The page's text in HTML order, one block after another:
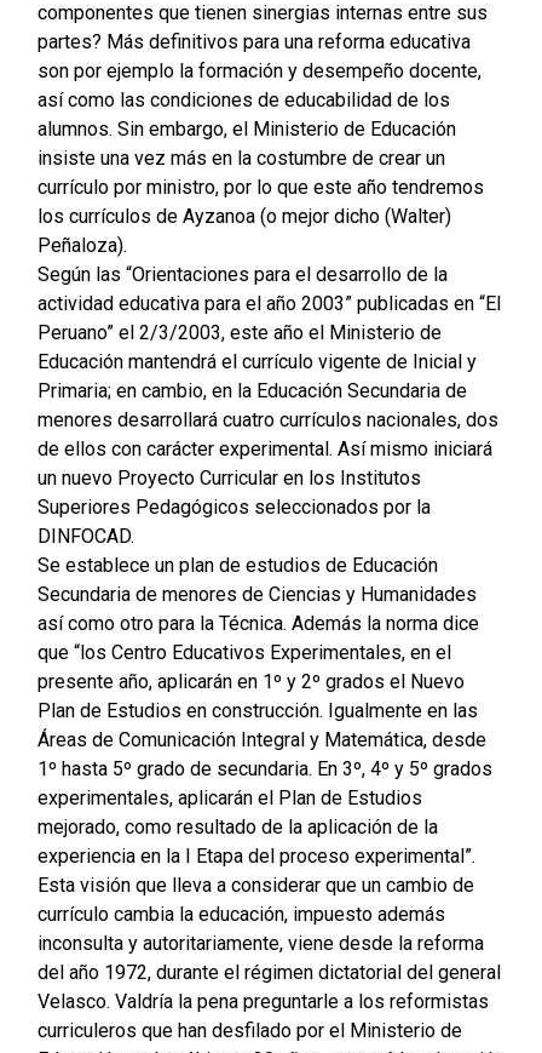
componentes que tienen sinergias internas entre sus
partes? Más definitivos para una reforma educativa
son por ejemplo la formación y desempeño docente,
así como las condiciones de educabilidad de los
alumnos. Sin embargo, el Ministerio de Educación
insiste una vez más en la costumbre de crear un
currículo por ministro, por lo que este año tendremos
los currículos de Ayzanoa (o mejor dicho (Walter)
Peñaloza).
Según las “Orientaciones para el desarrollo de la
actividad educativa para el año 2003” publicadas en “El
Peruano” el 2/3/2003, este año el Ministerio de
Educación mantendrá el currículo vigente de Inicial y
Primaria; en cambio, en la Educación Secundaria de
menores desarrollará cuatro currículos nacionales, dos
de ellos con carácter experimental. Así mismo iniciará
un nuevo Proyecto Curricular en los Institutos
Superiores Pedagógicos seleccionados por la
DINFOCAD.
Se establece un plan de estudios de Educación
Secundaria de menores de Ciencias y Humanidades
así como otro para la Técnica. Además la norma dice
que “los Centro Educativos Experimentales, en el
presente año, aplicarán en 1º y 2º grados el Nuevo
Plan de Estudios en construcción. Igualmente en las
Áreas de Comunicación Integral y Matemática, desde
1º hasta 5º grado de secundaria. En 3º, 4º y 5º grados
experimentales, aplicarán el Plan de Estudios
mejorado, como resultado de la aplicación de la
experiencia en la I Etapa del proceso experimental”.
Esta visión que lleva a considerar que un cambio de
currículo cambia la educación, impuesto además
inconsulta y autoritariamente, viene desde la reforma
del año 1972, durante el régimen dictatorial del general
Velasco. Valdría la pena preguntarle a los reformistas
curriculeros que han desfilado por el Ministerio de